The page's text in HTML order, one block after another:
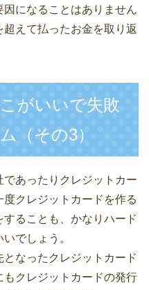
になることはありません
えて払ったお金を取り返
がいいで失敗
（その3）
あったりクレジットカー
度クレジットカードを作る
ることも、かなりハード
でしょう。
なったクレジットカード
クレジットカードの発行